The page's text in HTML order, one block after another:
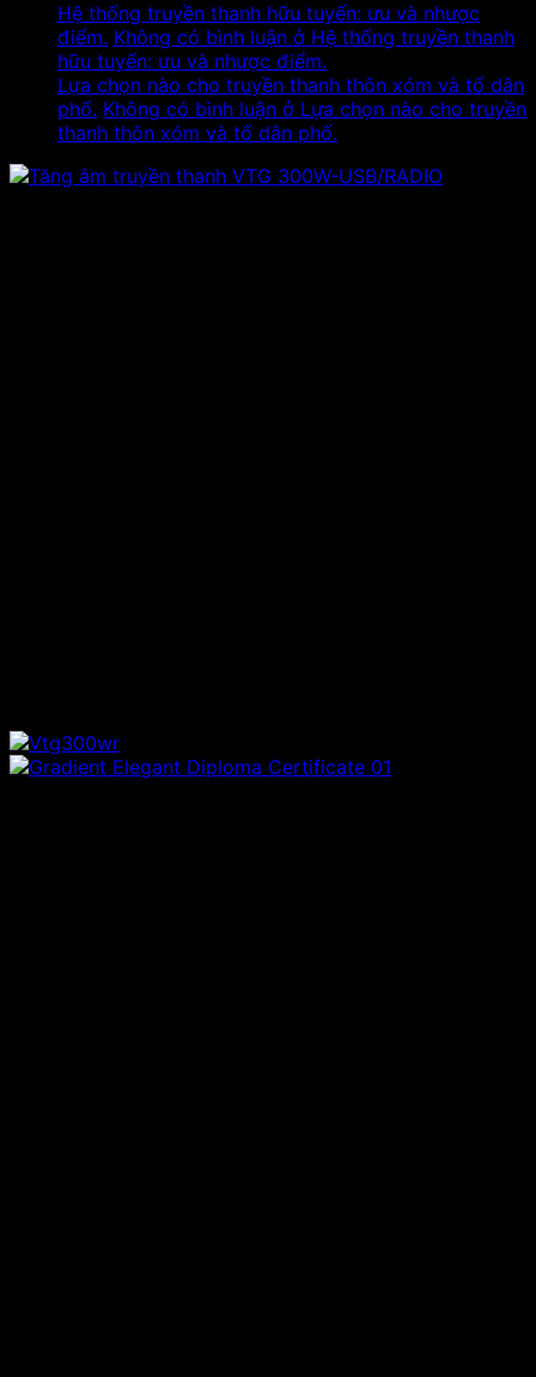
Hệ thống truyền thanh hữu tuyến: ưu và nhược
điểm. Không có bình luận ở Hệ thống truyền thanh
hữu tuyến: ưu và nhược điểm.
Lựa chọn nào cho truyền thanh thôn xóm và tổ dân
phố. Không có bình luận ở Lựa chọn nào cho truyền
thanh thôn xóm và tổ dân phố.